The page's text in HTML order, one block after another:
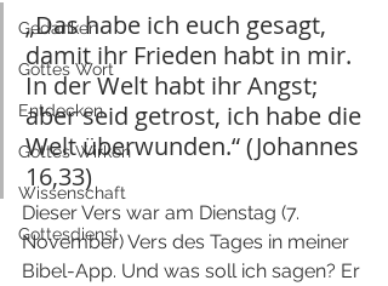
Gedanken
Gottes Wort
Entdecken
Gottes Wirken
Wissenschaft
Gottesdienst
„Das habe ich euch gesagt,
damit ihr Frieden habt in mir.
In der Welt habt ihr Angst;
aber seid getrost, ich habe die
Welt überwunden.“ (Johannes
16,33)
Dieser Vers war am Dienstag (7.
November) Vers des Tages in meiner
Bibel-App. Und was soll ich sagen? Er